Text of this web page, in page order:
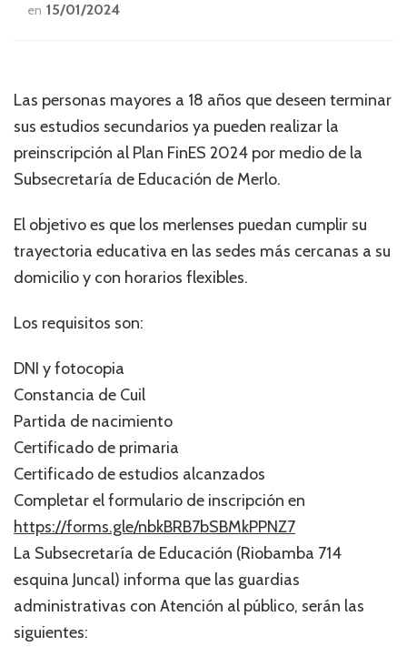
en 15/01/2024
Las personas mayores a 18 años que deseen terminar
sus estudios secundarios ya pueden realizar la
preinscripción al Plan FinES 2024 por medio de la
Subsecretaría de Educación de Merlo.
El objetivo es que los merlenses puedan cumplir su
trayectoria educativa en las sedes más cercanas a su
domicilio y con horarios flexibles.
Los requisitos son:
DNI y fotocopia
Constancia de Cuil
Partida de nacimiento
Certificado de primaria
Certificado de estudios alcanzados
Completar el formulario de inscripción en
https://forms.gle/nbkBRB7bSBMkPPNZ7
La Subsecretaría de Educación (Riobamba 714
esquina Juncal) informa que las guardias
administrativas con Atención al público, serán las
siguientes: